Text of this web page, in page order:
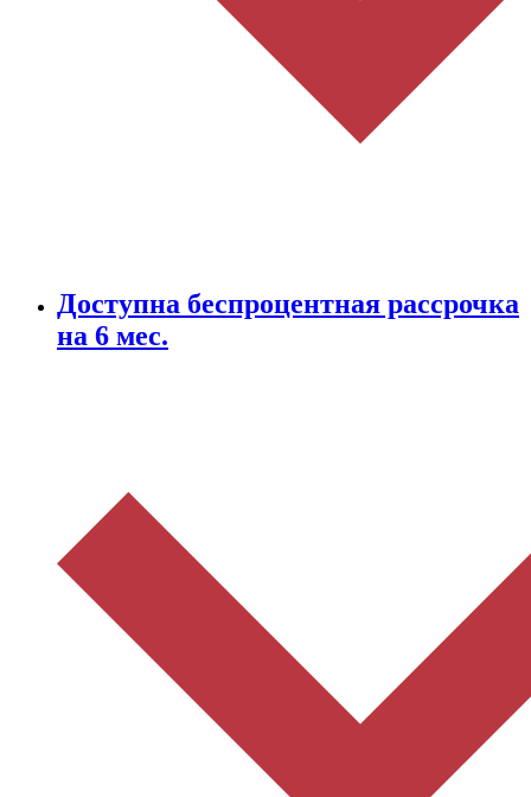
Доступна беспроцентная рассрочка
на 6 мес.